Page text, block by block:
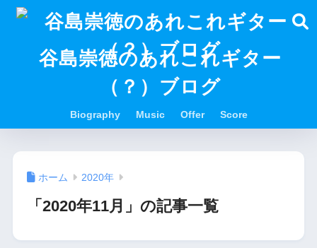
谷島崇徳のあれこれギター
（？）ブログ
Biography Music Offer Score
ホーム 2020年
「2020年11月」の記事一覧